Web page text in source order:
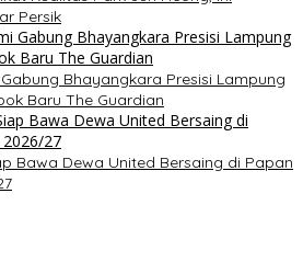
Persik
Gabung Bhayangkara Presisi Lampung
Baru The Guardian
Bawa Dewa United Bersaing di Papan